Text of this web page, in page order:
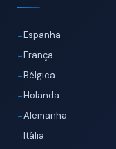
Espanha
França
Bélgica
Holanda
Alemanha
Itália